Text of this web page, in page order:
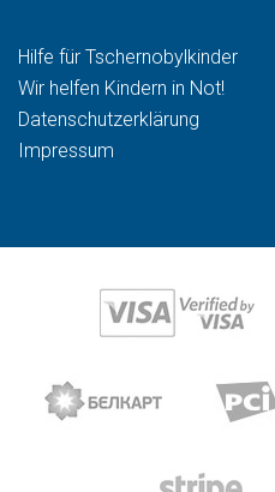
Hilfe für Tschernobylkinder
Wir helfen Kindern in Not!
Datenschutzerklärung
Impressum